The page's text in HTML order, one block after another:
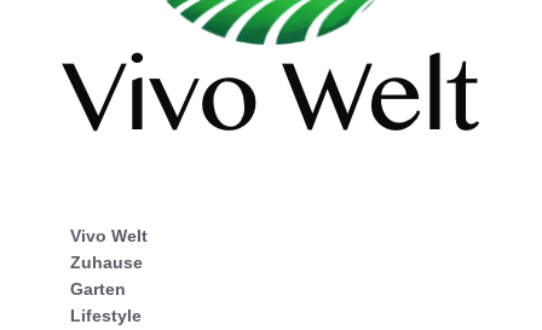
Vivo Welt
Zuhause
Garten
Lifestyle